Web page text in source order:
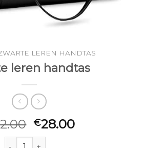
LEREN HANDTAS
leren handtas
€28.00
zwarte leren handtas aantal